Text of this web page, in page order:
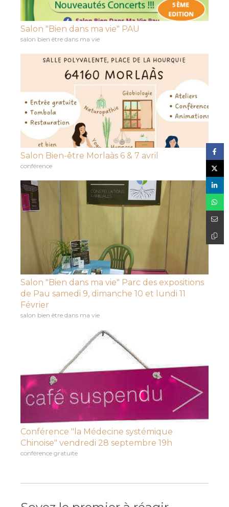
Salon "Bien dans ma vie" PAU
salon bien être dans ma vie
Salon Bien-être Morlaàs 6 & 7 avril
conférence
Salon "Bien dans ma vie" Parc des expositions
de Pau samedi 9, dimanche 10 et lundi 11
Février
salon bien être dans ma vie
Conférence "la Médecine systémique
Chinoise" vendredi 28 septembre 19h
conférence gratuite